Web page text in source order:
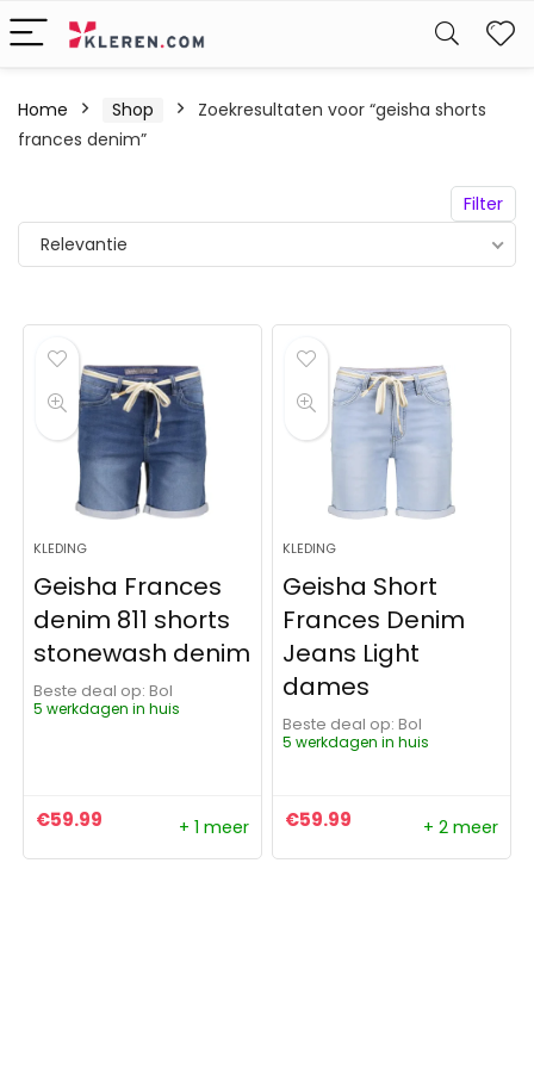
Home Shop
Zoekresultaten voor “geisha shorts
frances denim”
Filter
Relevantie
KLEDING
Geisha Frances
denim 811 shorts
stonewash denim
Beste deal op:
Bol
5 werkdagen in huis
€59.99 + 1 meer
KLEDING
Geisha Short
Frances Denim
Jeans Light
dames
Beste deal op:
Bol
5 werkdagen in huis
€59.99 + 2 meer